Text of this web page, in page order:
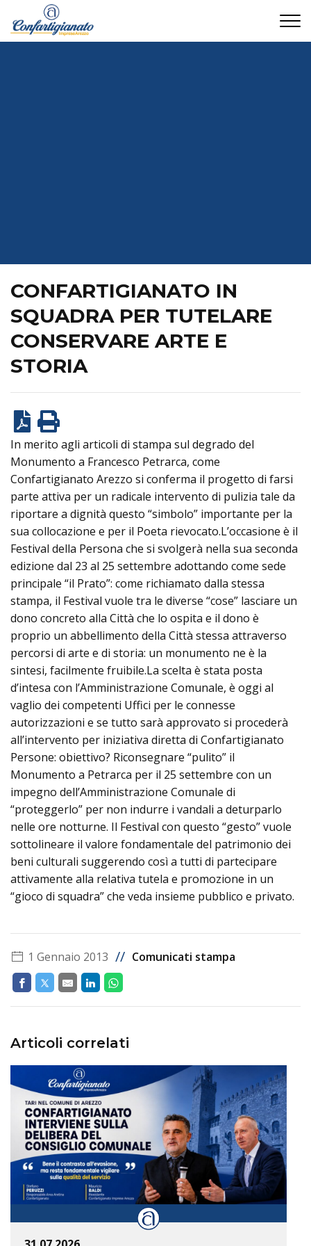
CONFARTIGIANATO IN
SQUADRA PER TUTELARE
CONSERVARE ARTE E
STORIA
In merito agli articoli di stampa sul degrado del
Monumento a Francesco Petrarca, come
Confartigianato Arezzo si conferma il progetto di farsi
parte attiva per un radicale intervento di pulizia tale da
riportare a dignità questo “simbolo” importante per la
sua collocazione e per il Poeta rievocato.L’occasione è il
Festival della Persona che si svolgerà nella sua seconda
edizione dal 23 al 25 settembre adottando come sede
principale “il Prato”: come richiamato dalla stessa
stampa, il Festival vuole tra le diverse “cose” lasciare un
dono concreto alla Città che lo ospita e il dono è
proprio un abbellimento della Città stessa attraverso
percorsi di arte e di storia: un monumento ne è la
sintesi, facilmente fruibile.La scelta è stata posta
d’intesa con l’Amministrazione Comunale, è oggi al
vaglio dei competenti Uffici per le connesse
autorizzazioni e se tutto sarà approvato si procederà
all’intervento per iniziativa diretta di Confartigianato
Persone: obiettivo? Riconsegnare “pulito” il
Monumento a Petrarca per il 25 settembre con un
impegno dell’Amministrazione Comunale di
“proteggerlo” per non indurre i vandali a deturparlo
nelle ore notturne. Il Festival con questo “gesto” vuole
sottolineare il valore fondamentale del patrimonio dei
beni culturali suggerendo così a tutti di partecipare
attivamente alla relativa tutela e promozione in un
“gioco di squadra” che veda insieme pubblico e privato.
1 Gennaio 2013 // Comunicati stampa
Articoli correlati